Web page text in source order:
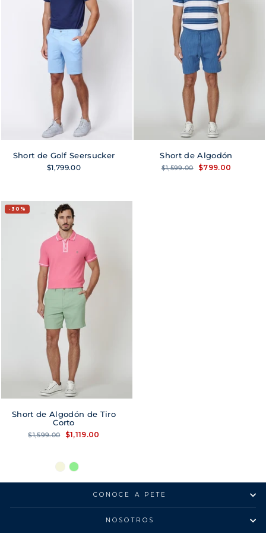
Short de Golf Seersucker
$1,799.00
Short de Algodón
Precio
$1,599.00
Precio
$799.00
30%
Short de Algodón de Tiro
Corto
Precio
habitual
$1,599.00
Precio
de
$1,119.00
CONOCE A PETE
NOSOTROS